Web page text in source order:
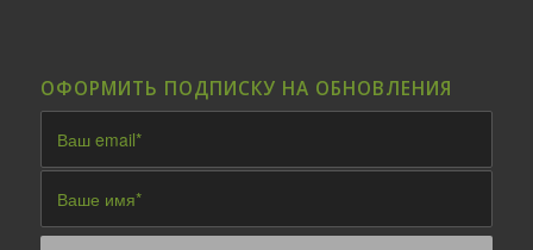
ОФОРМИТЬ ПОДПИСКУ НА ОБНОВЛЕНИЯ